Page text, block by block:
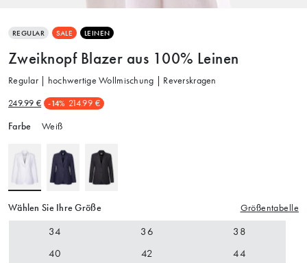
REGULAR SALE LEINEN
Zweiknopf Blazer aus 100% Leinen
Regular | hochwertige Wollmischung | Reverskragen
249.99 € -14% 214.99 €
Farbe Weiß
Wählen Sie Ihre Größe Größentabelle
34 36
38
40
42 44